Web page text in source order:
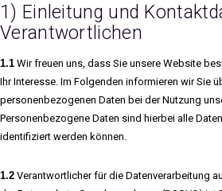
1) Einleitung und
Verantwortlichen
1.1 Wir freuen uns, dass Sie unsere Website
Ihr Interesse. Im Folgenden informieren wir Sie
personenbezogenen Daten bei der Nutzung
Personenbezogene Daten sind hierbei alle
identifiziert werden können.
1.2 Verantwortlicher für die Datenverarbeitung